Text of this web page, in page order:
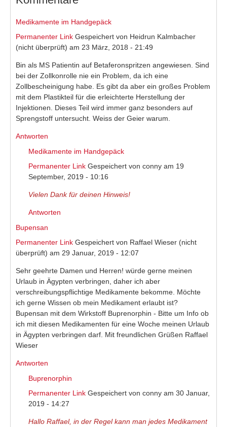
Medikamente im Handgepäck
Permanenter Link Gespeichert von Heidrun Kalmbacher
(nicht überprüft) am 23 März, 2018 - 21:49
Bin als MS Patientin auf Betaferonspritzen angewiesen. Sind
bei der Zollkonrolle nie ein Problem, da ich eine
Zollbescheinigung habe. Es gibt da aber ein großes Problem
mit dem Plastikteil für die erleichterte Herstellung der
Injektionen. Dieses Teil wird immer ganz besonders auf
Sprengstoff untersucht. Weiss der Geier warum.
Antworten
Medikamente im Handgepäck
Permanenter Link Gespeichert von conny am 19
September, 2019 - 10:16
Vielen Dank für deinen Hinweis!
Antworten
Bupensan
Permanenter Link Gespeichert von Raffael Wieser (nicht
überprüft) am 29 Januar, 2019 - 12:07
Sehr geehrte Damen und Herren! würde gerne meinen
Urlaub in Ägypten verbringen, daher ich aber
verschreibungspflichtige Medikamente bekomme. Möchte
ich gerne Wissen ob mein Medikament erlaubt ist?
Bupensan mit dem Wirkstoff Buprenorphin - Bitte um Info ob
ich mit diesen Medikamenten für eine Woche meinen Urlaub
in Ägypten verbringen darf. Mit freundlichen Grüßen Raffael
Wieser
Antworten
Buprenorphin
Permanenter Link Gespeichert von conny am 30 Januar,
2019 - 14:27
Hallo Raffael, in der Regel kann man jedes Medikament